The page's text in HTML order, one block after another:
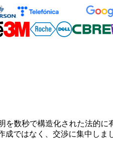
数秒で構造化された法的
ではなく、交渉に集中しま